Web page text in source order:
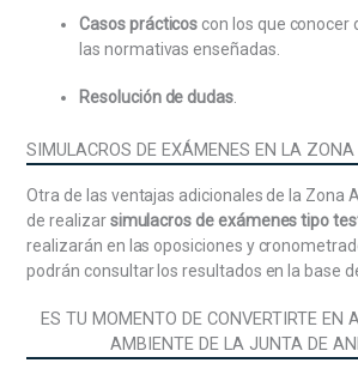
Discriminación por razón de sexo:
directa e indirecta, discriminación
razón de sexo. Discriminación en
lenguaje sexista. Igualdad entre
Normativa sobre igualdad:
Constitución y en el Estatuto de
Andalucía. Normativa para la
igualdad de género y para la
integral contra la violencia de
Transparencia y Gobierno Abierto:
Participación Ciudadana. Ley de
Pública de Andalucía. Derechos y
Casos prácticos con los que
las normativas enseñadas.
Resolución de dudas
SIMULACROS DE EXÁMENES EN LA
Otra de las ventajas adicionales de la Zona
de realizarsimulacros de exámenes tipo
realizarán en las oposiciones y
podrán consultar los resultados en la base
ES TU MOMENTO DE CONVERTIRTE EN
AMBIENTE DE LA JUNTA DE